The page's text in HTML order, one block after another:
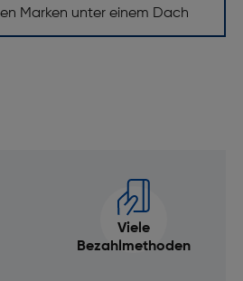
Marken unter einem Dach
Viele
Bezahlmethoden